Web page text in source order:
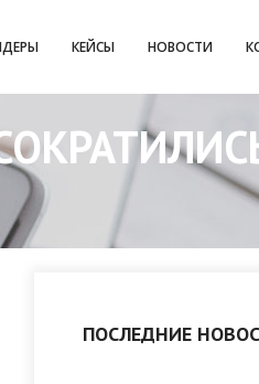
КЕЙСЫ НОВОСТИ
ПОСЛЕДНИЕ